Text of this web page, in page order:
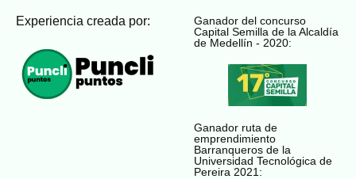
Experiencia creada por:
Ganador del concurso
Capital Semilla de la Alcaldía
de Medellín - 2020:
Ganador ruta de
emprendimiento
Barranqueros de la
Universidad Tecnológica de
Pereira 2021: